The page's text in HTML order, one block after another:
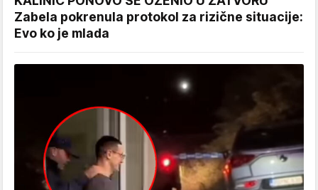
Zabela pokrenula protokol za rizične situacije:
Evo ko je mlada